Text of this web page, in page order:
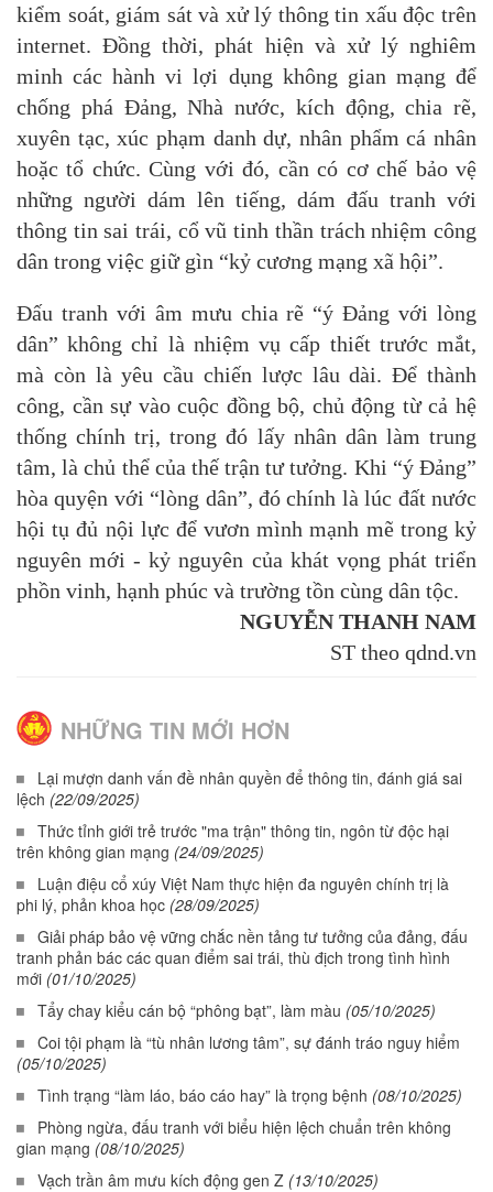
kiểm soát, giám sát và xử lý thông tin xấu độc trên
internet. Đồng thời, phát hiện và xử lý nghiêm
minh các hành vi lợi dụng không gian mạng để
chống phá Đảng, Nhà nước, kích động, chia rẽ,
xuyên tạc, xúc phạm danh dự, nhân phẩm cá nhân
hoặc tổ chức. Cùng với đó, cần có cơ chế bảo vệ
những người dám lên tiếng, dám đấu tranh với
thông tin sai trái, cổ vũ tinh thần trách nhiệm công
dân trong việc giữ gìn “kỷ cương mạng xã hội”.
Đấu tranh với âm mưu chia rẽ “ý Đảng với lòng
dân” không chỉ là nhiệm vụ cấp thiết trước mắt,
mà còn là yêu cầu chiến lược lâu dài. Để thành
công, cần sự vào cuộc đồng bộ, chủ động từ cả hệ
thống chính trị, trong đó lấy nhân dân làm trung
tâm, là chủ thể của thế trận tư tưởng. Khi “ý Đảng”
hòa quyện với “lòng dân”, đó chính là lúc đất nước
hội tụ đủ nội lực để vươn mình mạnh mẽ trong kỷ
nguyên mới - kỷ nguyên của khát vọng phát triển
phồn vinh, hạnh phúc và trường tồn cùng dân tộc.
NGUYỄN THANH NAM
ST theo qdnd.vn
NHỮNG TIN MỚI HƠN
Lại mượn danh vấn đề nhân quyền để thông tin, đánh giá sai
lệch (22/09/2025)
Thức tỉnh giới trẻ trước "ma trận" thông tin, ngôn từ độc hại
trên không gian mạng (24/09/2025)
Luận điệu cổ xúy Việt Nam thực hiện đa nguyên chính trị là
phi lý, phản khoa học (28/09/2025)
Giải pháp bảo vệ vững chắc nền tảng tư tưởng của đảng, đấu
tranh phản bác các quan điểm sai trái, thù địch trong tình hình
mới (01/10/2025)
Tẩy chay kiểu cán bộ “phông bạt”, làm màu (05/10/2025)
Coi tội phạm là “tù nhân lương tâm”, sự đánh tráo nguy hiểm
(05/10/2025)
Tình trạng “làm láo, báo cáo hay” là trọng bệnh (08/10/2025)
Phòng ngừa, đấu tranh với biểu hiện lệch chuẩn trên không
gian mạng (08/10/2025)
Vạch trần âm mưu kích động gen Z (13/10/2025)